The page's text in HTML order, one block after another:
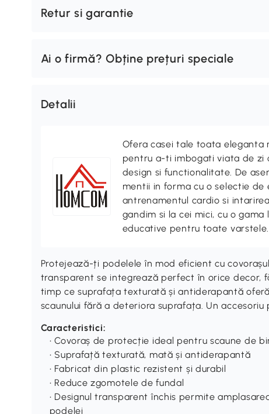
Retur si garantie
Ai o firmă? Obține prețuri speciale
Detalii
Ofera casei tale toata eleganta
pentru a-ti imbogati viata de zi
design si functionalitate. De
mentii in forma cu o selectie
antrenamentul cardio si
gandim si la cei mici, cu o
educative pentru toate varstele.
Protejează-ți podelele în mod eficient cu
transparent se integrează perfect în orice decor,
timp ce suprafața texturată și antiderapantă
scaunului fără a deteriora suprafața. Un
Caracteristici:
• Covoraș de protecție ideal pentru scaune de
• Suprafață texturată, mată și antiderapantă
• Fabricat din plastic rezistent și durabil
• Reduce zgomotele de fundal
• Designul transparent închis permite
podelei